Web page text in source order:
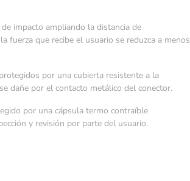
impacto ampliando la distancia de
fuerza que recibe el usuario se reduzca a menos
por una cubierta resistente a la
dañe por el contacto metálico del conector.
por una cápsula termo contraíble
y revisión por parte del usuario.